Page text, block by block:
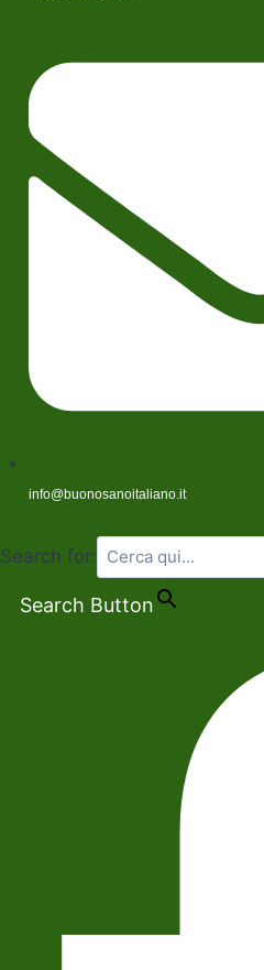
info@buonosanoitaliano.it
Search for:
Search Button